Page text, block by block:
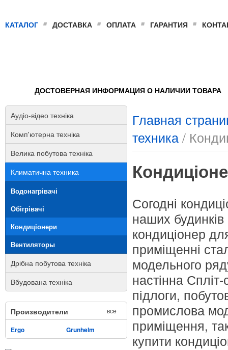
КАТАЛОГ ДОСТАВКА ОПЛАТА ГАРАНТИЯ
ДОСТОВЕРНАЯ ИНФОРМАЦИЯ О НАЛИЧИИ ТОВАРА
Аудіо-відео техніка
Комп'ютерна техніка
Велика побутова техніка
Климатична техника
Водонагрівачі
Обігрівачі
Кондиціонери
Вентиляторы
Дрібна побутова техніка
Вбудована техніка
Производители все
Ergo Grunhelm
Главная
техника /
Согодні
наших
кондиціонер
приміщенні
модельного
настінна
підлоги,
промислова
приміщення,
купити